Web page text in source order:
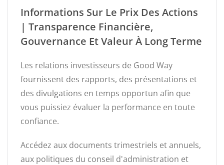
Informations Sur Le Prix Des Actions
| Transparence Financière,
Gouvernance Et Valeur À Long Terme
Les relations investisseurs de Good Way
fournissent des rapports, des présentations et
des divulgations en temps opportun afin que
vous puissiez évaluer la performance en toute
confiance.
Accédez aux documents trimestriels et annuels,
aux politiques du conseil d'administration et